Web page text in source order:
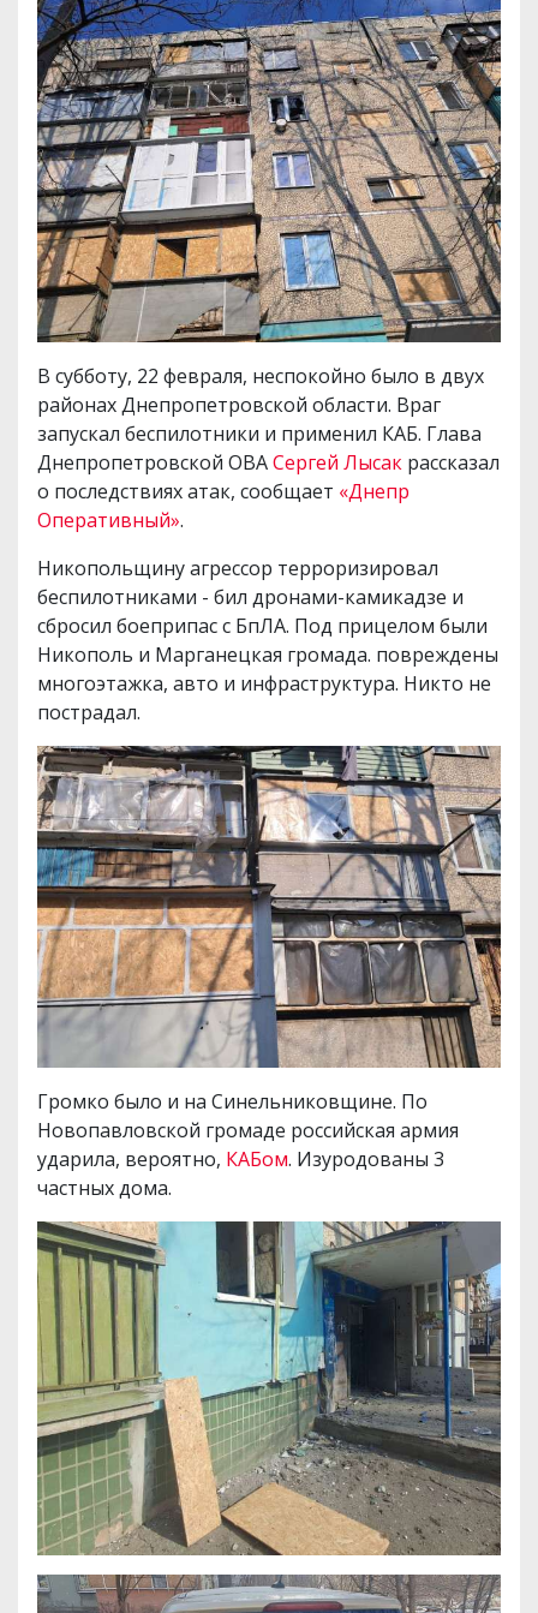
В субботу, 22 февраля, неспокойно было в двух
районах Днепропетровской области. Враг
запускал беспилотники и применил КАБ. Глава
Днепропетровской ОВАСергей Лысак рассказал
о последствиях атак, сообщает «Днепр
Оперативный».
Никопольщину агрессор терроризировал
беспилотниками - бил дронами-камикадзе и
сбросил боеприпас с БпЛА. Под прицелом были
Никополь и Марганецкая громада. повреждены
многоэтажка, авто и инфраструктура. Никто не
пострадал.
Громко было и на Синельниковщине. По
Новопавловской громаде российская армия
ударила, вероятно, КАБом. Изуродованы 3
частных дома.